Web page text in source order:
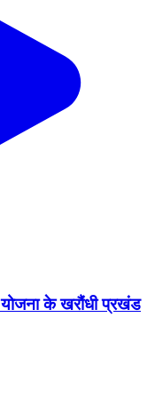
योजना के खरौंधी प्रखंड